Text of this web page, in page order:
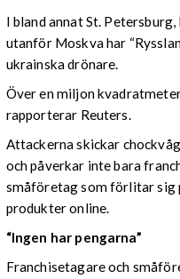
I bland annat St.
utanför Moskva har
ukrainska drönare.
Över en miljon
rapporterar Reuters.
Attackerna skickar
och påverkar inte bara
småföretag som förlitar sig
produkter online.
“Ingen har pengarna”
Franchisetagare och